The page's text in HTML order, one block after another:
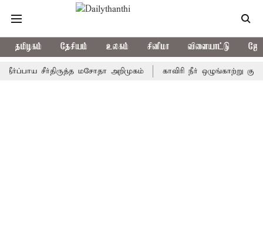
தமிழகம் தேசியம் உலகம் சினிமா விளையாட்டு
சீர்திருத்த மசோதா அறிமுகம் காவிரி நீர் ஒழுங்காற்று குழு நாளை